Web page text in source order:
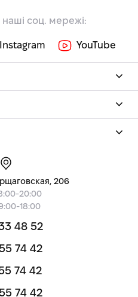
наші соц. мережі:
Instagram YouTube
206
20:00
18:00
48 52
74 42
74 42
74 42